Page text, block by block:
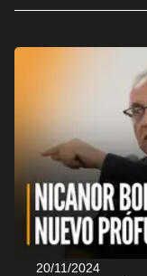
20/11/2024